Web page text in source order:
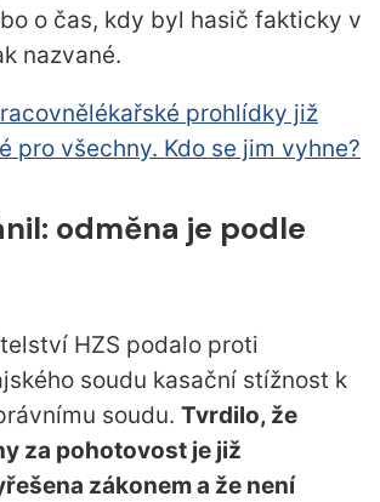
o čas, kdy byl hasič fakticky v
nazvané.
prohlídky již
pro všechny. Kdo se jim vyhne?
odměna je podle
HZS podalo proti
soudu kasační stížnost k
soudu. Tvrdilo, že
za pohotovost je již
zákonem a že není